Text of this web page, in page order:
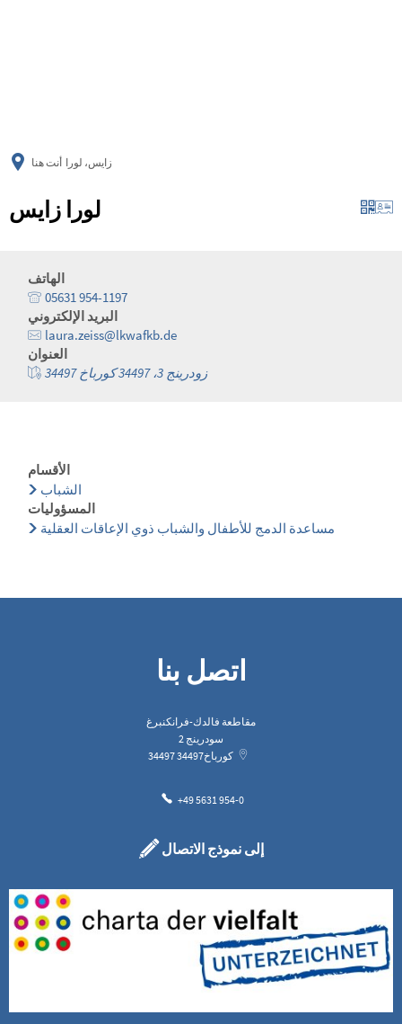
أنت هنا زايس، لورا
لورا زايس
الهاتف
05631 954-1197
البريد الإلكتروني
laura.zeiss@lkwafkb.de
العنوان
زودرينج 3، 34497 كورباخ 34497
الأقسام
الشباب
المسؤوليات
مساعدة الدمج للأطفال والشباب ذوي الإعاقات العقلية
اتصل بنا
مقاطعة فالدك-فرانكنبرغ
سودرينج 2
34497
كورباخ34497
+49 5631 954-0
إلى نموذج الاتصال